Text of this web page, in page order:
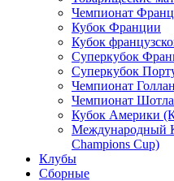
Чемпионат
Кубок Франции
Кубок
Суперкубок
Суперкубок
Чемпионат
Чемпионат
Кубок Америки
Международный
Champions Cup)
Клубы
Сборные